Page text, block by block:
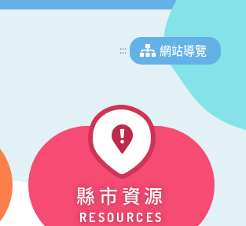
::: 網站導覽
縣市資源
RESOURCES